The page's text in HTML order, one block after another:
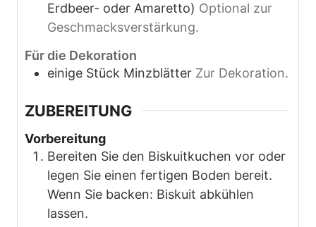
Erdbeer- oder Amaretto) Optional zur
Geschmacksverstärkung.
Für die Dekoration
einige Stück Minzblätter Zur Dekoration.
ZUBEREITUNG
Vorbereitung
Bereiten Sie den Biskuitkuchen vor oder
legen Sie einen fertigen Boden bereit.
Wenn Sie backen: Biskuit abkühlen
lassen.